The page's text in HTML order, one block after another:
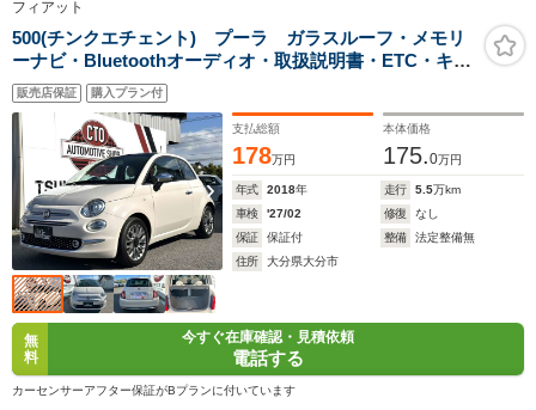
フィアット
500(チンクエチェント) プーラ ガラスルーフ・メモリ
ーナビ・Bluetoothオーディオ・取扱説明書・ETC・キー
レス・純正アルミホイール・フロントフォグランプ・コ
ーナーセンサー・ステアリングスイッチ
販売店保証 購入プラン付
支払総額
178万円
本体価格
175.0万円
年式 2018年 走行 5.5万km
車検
'27/02 修復
なし
保証
保証付 整備
法定整備無
住所
大分県大分市
無
料
今すぐ在庫確認・見積依頼
電話する
カーセンサーアフター保証がBプランに付いています